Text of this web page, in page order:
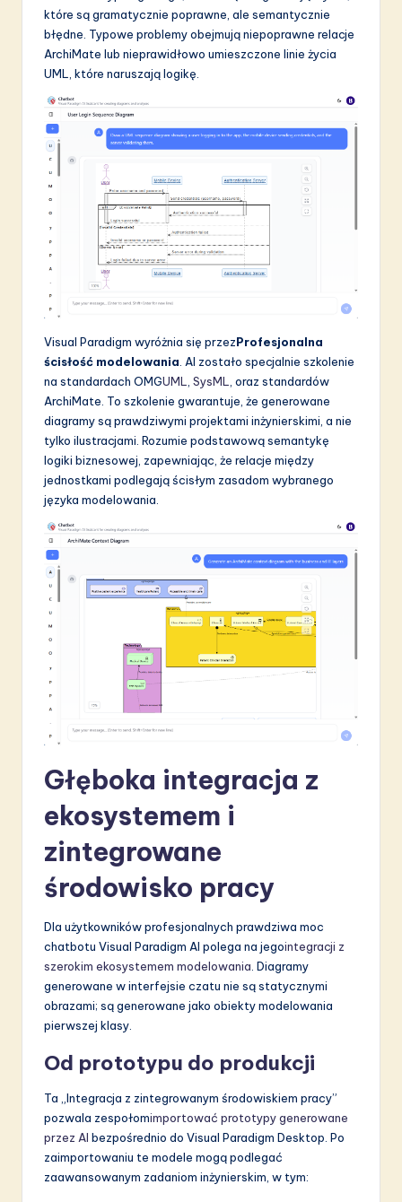
które są gramatycznie poprawne, ale semantycznie
błędne. Typowe problemy obejmują niepoprawne relacje
ArchiMate lub nieprawidłowo umieszczone linie życia
UML, które naruszają logikę.
Visual Paradigm wyróżnia się przezProfesjonalna
ścisłość modelowania. AI zostało specjalnie szkolenie
na standardach OMGUML, SysML, oraz standardów
ArchiMate. To szkolenie gwarantuje, że generowane
diagramy są prawdziwymi projektami inżynierskimi, a nie
tylko ilustracjami. Rozumie podstawową semantykę
logiki biznesowej, zapewniając, że relacje między
jednostkami podlegają ścisłym zasadom wybranego
języka modelowania.
Głęboka integracja z
ekosystemem i
zintegrowane
środowisko pracy
Dla użytkowników profesjonalnych prawdziwa moc
chatbotu Visual Paradigm AI polega na jegointegracji z
szerokim ekosystemem modelowania . Diagramy
generowane w interfejsie czatu nie są statycznymi
obrazami; są generowane jako obiekty modelowania
pierwszej klasy.
Od prototypu do produkcji
Ta „Integracja z zintegrowanym środowiskiem pracy”
pozwala zespołomimportować prototypy generowane
przez AI bezpośrednio do Visual Paradigm Desktop. Po
zaimportowaniu te modele mogą podlegać
zaawansowanym zadaniom inżynierskim, w tym: